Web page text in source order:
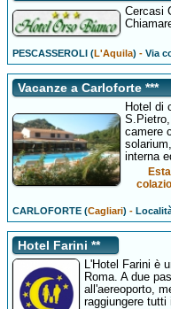
Cercasi
PESCASSEROLI (L'Aquila) -Via
Vacanze a Carloforte ***
Hotel di
camere
interna
CARLOFORTE (Cagliari) -
Hotel Farini **
L'Hotel Farini è
Roma. A due
all'aereoporto,
raggiungere